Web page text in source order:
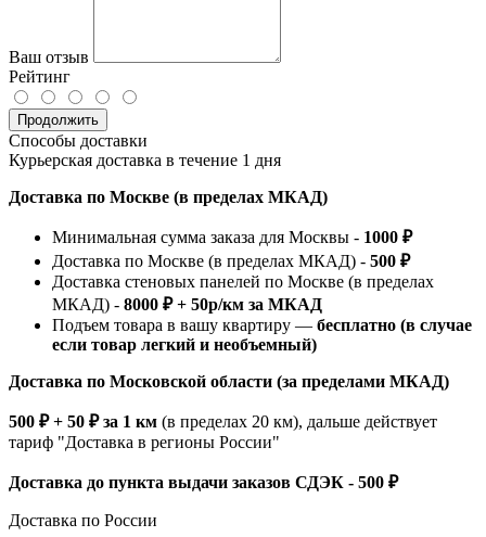
Ваш отзыв
Рейтинг
Продолжить
Способы доставки
Курьерская доставка в течение 1 дня
Доставка по Москве (в пределах МКАД)
Минимальная сумма заказа для Москвы - 1000 ₽
Доставка по Москве (в пределах МКАД) - 500 ₽
Доставка стеновых панелей по Москве (в пределах
МКАД) - 8000 ₽ + 50р/км за МКАД
Подъем товара в вашу квартиру — бесплатно (в случае
если товар легкий и необъемный)
Доставка по Московской области (за пределами МКАД)
500 ₽ + 50 ₽ за 1 км (в пределах 20 км), дальше действует
тариф "Доставка в регионы России"
Доставка до пункта выдачи заказов СДЭК - 500 ₽
Доставка по России